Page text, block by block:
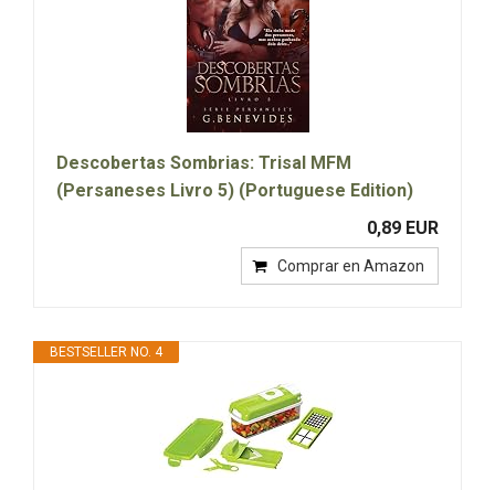
Descobertas Sombrias: Trisal MFM
(Persaneses Livro 5) (Portuguese Edition)
0,89 EUR
Comprar en Amazon
BESTSELLER NO. 4